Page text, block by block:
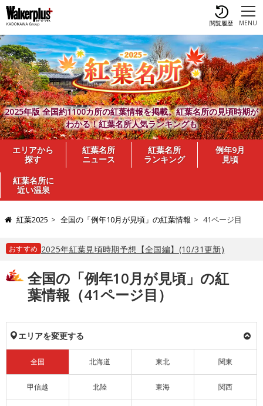
MENU
閲覧履歴
2025年版 全国約1100カ所の紅葉情報を掲載。紅葉名所の見頃時期が
わかる！紅葉名所人気ランキングも
エリアから
探す
紅葉名所
ニュース
紅葉名所
ランキング
例年9月
見頃
紅葉名所に
近い温泉
紅葉2025 全国の「例年10月が見頃」の紅葉情報 41ページ目
おすすめ 2025年紅葉見頃時期予想【全国編】(10/31更新)
全国の「例年10月が見頃」の紅
葉情報（41ページ目）
エリアを変更する
全国 北海道 東北 関東
甲信越 北陸 東海 関西